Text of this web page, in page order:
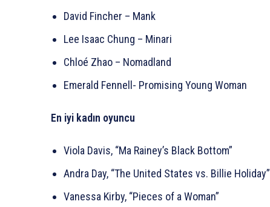
David Fincher – Mank
Lee Isaac Chung – Minari
Chloé Zhao – Nomadland
Emerald Fennell- Promising Young Woman
En iyi kadın oyuncu
Viola Davis, “Ma Rainey’s Black Bottom”
Andra Day, “The United States vs. Billie Holiday”
Vanessa Kirby, “Pieces of a Woman”